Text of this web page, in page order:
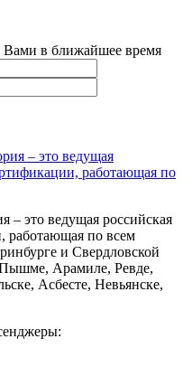
Вами в ближайшее время
– это ведущая российская
работающая по всем
и Свердловской
Пышме, Арамиле, Ревде,
Асбесте, Невьянске,